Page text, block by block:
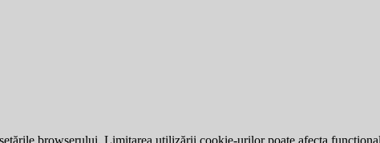
browserului. Limitarea utilizării cookie-urilor poate afecta